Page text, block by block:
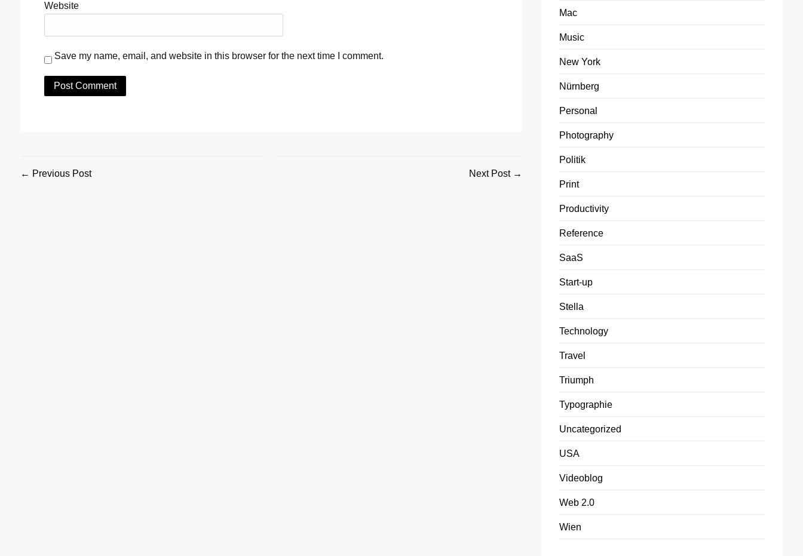
Website
Save my name, email, and website in this browser for the next time I comment.
← Previous Post Next Post →
Mac
Music
New York
Nürnberg
Personal
Photography
Politik
Print
Productivity
Reference
SaaS
Start-up
Stella
Technology
Travel
Triumph
Typographie
Uncategorized
USA
Videoblog
Web 2.0
Wien